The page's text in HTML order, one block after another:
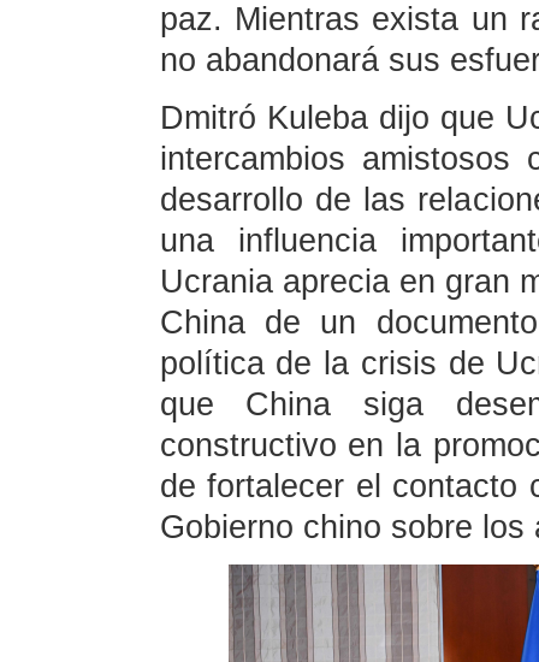
paz. Mientras exista un
no abandonará sus
Dmitró Kuleba dijo que
intercambios
desarrollo de las
una influencia
Ucrania aprecia en gran
China de un
política de la crisis de
que China siga
constructivo en la
de fortalecer el contacto
Gobierno chino sobre